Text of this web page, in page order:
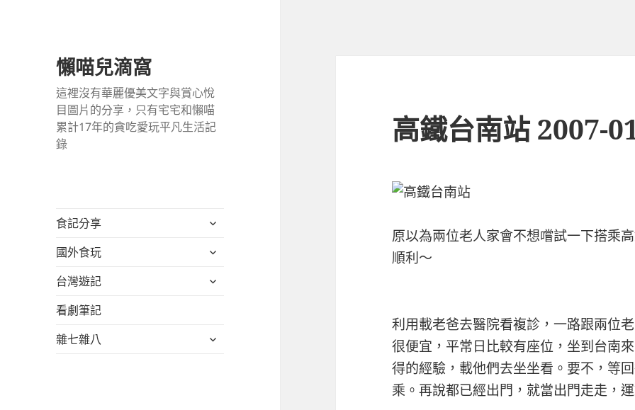
懶喵兒滴窩
這裡沒有華麗優美文字與賞心悅
目圖片的分享，只有宅宅和懶喵
累計17年的貪吃愛玩平凡生活記
錄
食記分享
展
子
單
國外食玩
展
子
台灣遊記
展
單
看劇筆記
雜七雜八
展
高鐵台南站 2007-
原以為兩位老人家會不想嚐試一下搭乘
順利～
利用載老爸去醫院看複診，一路跟兩位
很便宜，平常日比較有座位，坐到台南
得的經驗，載他們去坐坐看。要不，等
乘。再說都已經出門，就當出門走走，